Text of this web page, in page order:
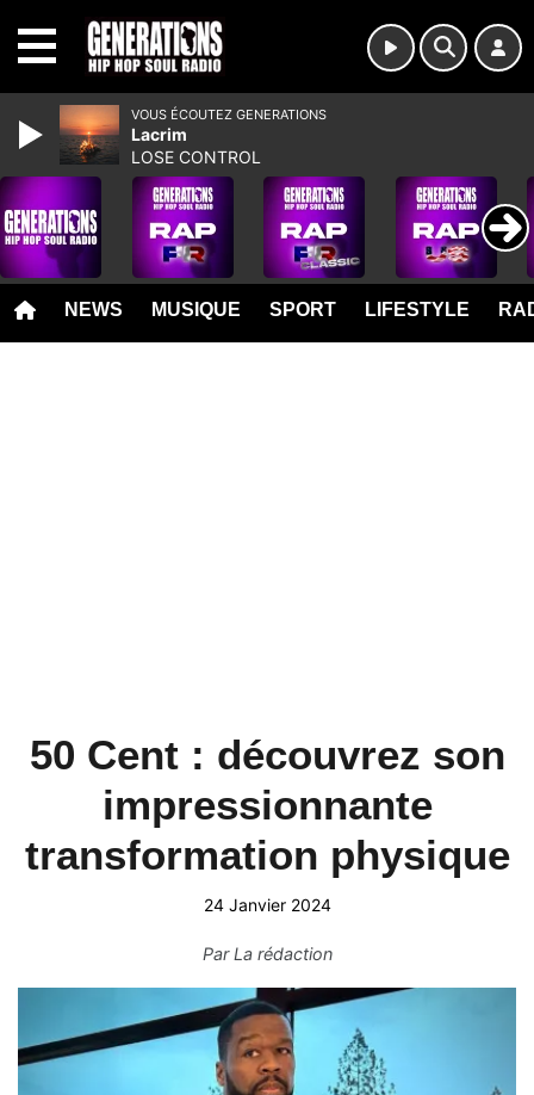
NEWS MUSIQUE SPORT LIFESTYLE
50 Cent : découvrez son
impressionnante
transformation physique
24 Janvier 2024
ParLa rédaction
VOUS ÉCOUTEZ GENERATIONS
Lacrim
LOSE CONTROL